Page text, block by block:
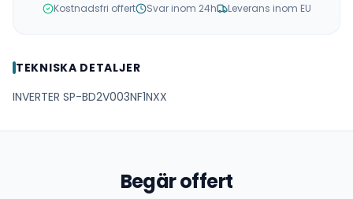
Kostnadsfri offert Svar inom 24h Leverans inom EU
TEKNISKA DETALJER
INVERTER SP-BD2V003NF1NXX
Begär offert